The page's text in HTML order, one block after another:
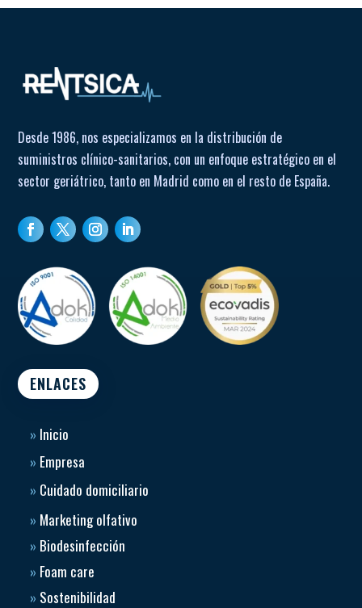
Desde 1986, nos especializamos en la distribución de
suministros clínico-sanitarios, con un enfoque estratégico en el
sector geriátrico, tanto en Madrid como en el resto de España.
ENLACES
» Inicio
» Empresa
» Cuidado domiciliario
» Marketing olfativo
» Biodesinfección
» Foam care
» Sostenibilidad